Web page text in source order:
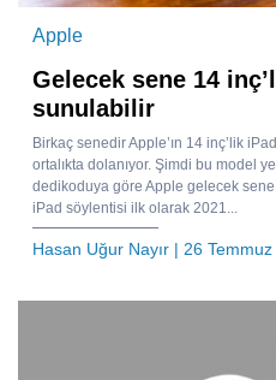
Apple
Gelecek sene 14
sunulabilir
Birkaç senedir Apple’ın 14 inç’lik
ortalıkta dolanıyor. Şimdi bu model
dedikoduya göre Apple gelecek
iPad söylentisi ilk olarak 2021...
Hasan Uğur Nayır | 26